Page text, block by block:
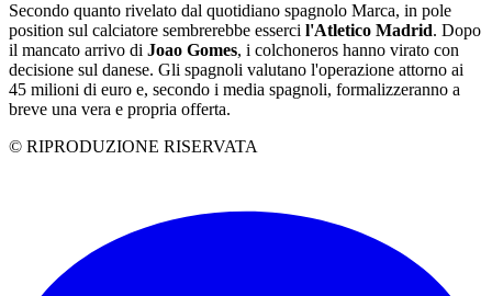
Secondo quanto rivelato dal quotidiano spagnolo Marca, in pole
position sul calciatore sembrerebbe esserci l'Atletico Madrid. Dopo
il mancato arrivo di Joao Gomes, i colchoneros hanno virato con
decisione sul danese. Gli spagnoli valutano l'operazione attorno ai
45 milioni di euro e, secondo i media spagnoli, formalizzeranno a
breve una vera e propria offerta.
© RIPRODUZIONE RISERVATA